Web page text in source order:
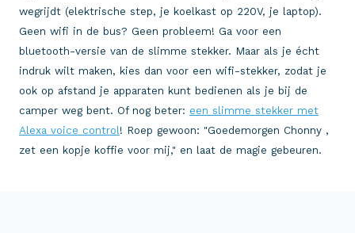
wegrijdt (elektrische step, je koelkast op 220V, je laptop).
Geen wifi in de bus? Geen probleem! Ga voor een
bluetooth-versie van de slimme stekker. Maar als je écht
indruk wilt maken, kies dan voor een wifi-stekker, zodat je
ook op afstand je apparaten kunt bedienen als je bij de
camper weg bent. Of nog beter: een slimme stekker met
Alexa voice control! Roep gewoon: "Goedemorgen Chonny ,
zet een kopje koffie voor mij," en laat de magie gebeuren.